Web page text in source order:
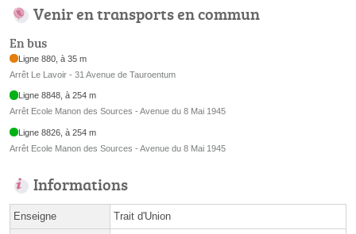
Venir en transports en commun
En bus
Ligne 880, à 35 m
Arrêt Le Lavoir - 31 Avenue de Tauroentum
Ligne 8848, à 254 m
Arrêt Ecole Manon des Sources - Avenue du 8 Mai 1945
Ligne 8826, à 254 m
Arrêt Ecole Manon des Sources - Avenue du 8 Mai 1945
Informations
Enseigne Trait d'Union